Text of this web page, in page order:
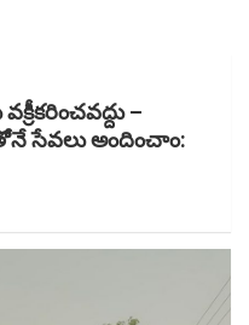
–
సేవలు అందించాం: